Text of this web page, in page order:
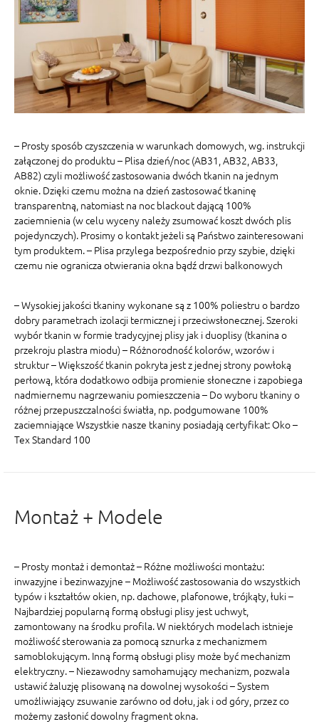
– Prosty sposób czyszczenia w warunkach domowych, wg. instrukcji
załączonej do produktu – Plisa dzień/noc (AB31, AB32, AB33,
AB82) czyli możliwość zastosowania dwóch tkanin na jednym
oknie. Dzięki czemu można na dzień zastosować tkaninę
transparentną, natomiast na noc blackout dającą 100%
zaciemnienia (w celu wyceny należy zsumować koszt dwóch plis
pojedynczych). Prosimy o kontakt jeżeli są Państwo zainteresowani
tym produktem. – Plisa przylega bezpośrednio przy szybie, dzięki
czemu nie ogranicza otwierania okna bądź drzwi balkonowych
– Wysokiej jakości tkaniny wykonane są z 100% poliestru o bardzo
dobry parametrach izolacji termicznej i przeciwsłonecznej. Szeroki
wybór tkanin w formie tradycyjnej plisy jak i duoplisy (tkanina o
przekroju plastra miodu) – Różnorodność kolorów, wzorów i
struktur – Większość tkanin pokryta jest z jednej strony powłoką
perłową, która dodatkowo odbija promienie słoneczne i zapobiega
nadmiernemu nagrzewaniu pomieszczenia – Do wyboru tkaniny o
różnej przepuszczalności światła, np. podgumowane 100%
zaciemniające Wszystkie nasze tkaniny posiadają certyfikat: Oko –
Tex Standard 100
Montaż + Modele
– Prosty montaż i demontaż – Różne możliwości montażu:
inwazyjne i bezinwazyjne – Możliwość zastosowania do wszystkich
typów i kształtów okien, np. dachowe, plafonowe, trójkąty, łuki –
Najbardziej popularną formą obsługi plisy jest uchwyt,
zamontowany na środku profila. W niektórych modelach istnieje
możliwość sterowania za pomocą sznurka z mechanizmem
samoblokującym. Inną formą obsługi plisy może być mechanizm
elektryczny. – Niezawodny samohamujący mechanizm, pozwala
ustawić żaluzję plisowaną na dowolnej wysokości – System
umożliwiający zsuwanie zarówno od dołu, jak i od góry, przez co
możemy zasłonić dowolny fragment okna.